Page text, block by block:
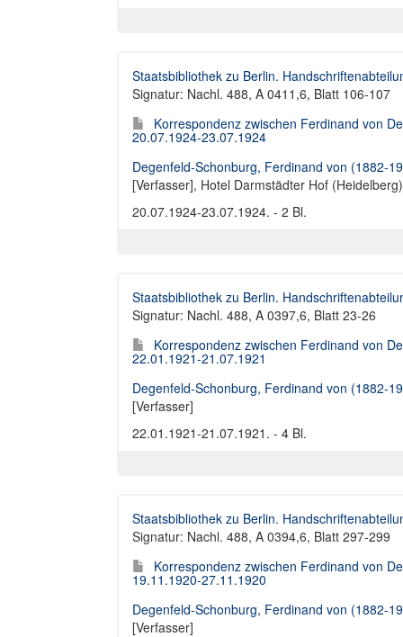
Staatsbibliothek zu Berlin.
Signatur: Nachl. 488, A 0411,6, Blatt 106-107
Korrespondenz zwischen Ferdinand von
20.07.1924-23.07.1924
Degenfeld-Schonburg, Ferdinand von (1882-
[Verfasser], Hotel Darmstädter Hof
20.07.1924-23.07.1924. - 2 Bl.
Staatsbibliothek zu Berlin.
Signatur: Nachl. 488, A 0397,6, Blatt 23-26
Korrespondenz zwischen Ferdinand von
22.01.1921-21.07.1921
Degenfeld-Schonburg, Ferdinand von (1882-
[Verfasser]
22.01.1921-21.07.1921. - 4 Bl.
Staatsbibliothek zu Berlin.
Signatur: Nachl. 488, A 0394,6, Blatt 297-299
Korrespondenz zwischen Ferdinand von
19.11.1920-27.11.1920
Degenfeld-Schonburg, Ferdinand von (1882-
[Verfasser]